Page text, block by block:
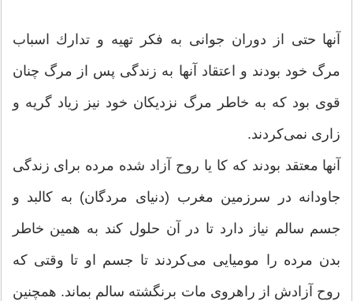
آنها حتى از دوران جوانى به فكر تهيه و تدارك اسباب
مرگ خود بودند و اعتقاد آنها به زندگى پس از مرگ چنان
قوى بود كه به خاطر مرگ نزديكان خود نيز زياد گريه و
زارى نمى‌كردند.
آنها معتقد بودند كه كا یا روح آزاد شده مرده برای زندگی
جاودانه در سرزمین مغرب (دنیای مردگان) به كالبد و
جسم سالم نیاز دارد تا در آن حلول كند به همین خاطر
بدن مرده را مومیایی می‌كردند تا جسم او تا وقتی كه
روح آزادش از راهروی مات برنگشته سالم بماند. همچنین